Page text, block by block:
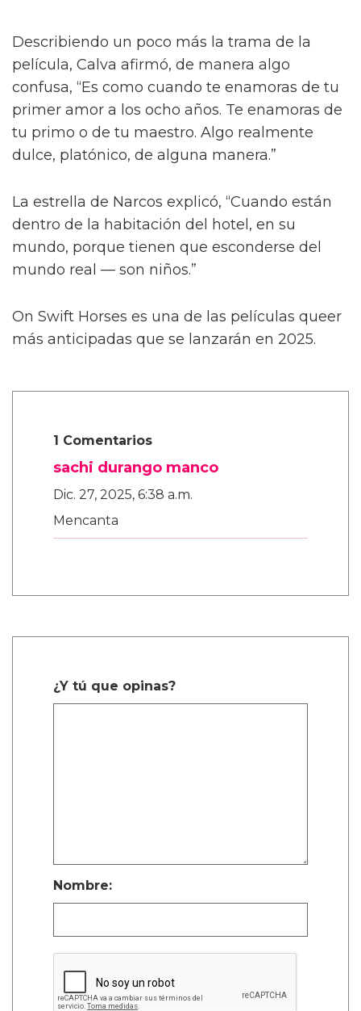
Describiendo un poco más la trama de la
película, Calva afirmó, de manera algo
confusa, “Es como cuando te enamoras de tu
primer amor a los ocho años. Te enamoras de
tu primo o de tu maestro. Algo realmente
dulce, platónico, de alguna manera.”
La estrella de Narcos explicó, “Cuando están
dentro de la habitación del hotel, en su
mundo, porque tienen que esconderse del
mundo real — son niños.”
On Swift Horses es una de las películas queer
más anticipadas que se lanzarán en 2025.
1 Comentarios
sachi durango manco
Dic. 27, 2025, 6:38 a.m.
Mencanta
¿Y tú que opinas?
Nombre: